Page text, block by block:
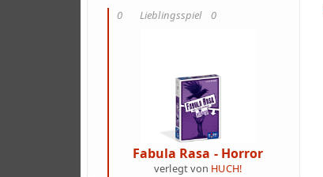
0 Lieblingsspiel 0
Fabula Rasa - Horror
verlegt von HUCH!